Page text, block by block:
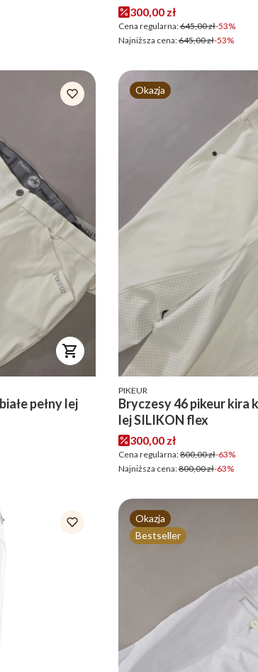
Cena promocyjna
300,00 zł
Cena regularna:645,00 zł-53%
Najniższa cena:645,00 zł-53%
Okazja
PRODUCENT
PIKEUR
Bryczesy 46 pikeur kira konfort
lej SILIKON flex
Cena promocyjna
300,00 zł
Cena regularna:800,00 zł-63%
Najniższa cena:800,00 zł-63%
Okazja
Bestseller